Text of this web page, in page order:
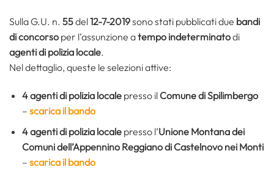
Sulla G.U. n. 55del12-7-2019sono stati pubblicati due bandi
di concorso per l’assunzione atempo indeterminatodi
agenti di polizia locale.
Nel dettaglio, queste le selezioni attive:
4 agenti di polizia localepresso il Comune di Spilimbergo
– scarica il bando
4 agenti di polizia localepresso l’Unione Montana dei
Comuni dell’Appennino Reggiano di Castelnovo nei Monti
– scarica il bando